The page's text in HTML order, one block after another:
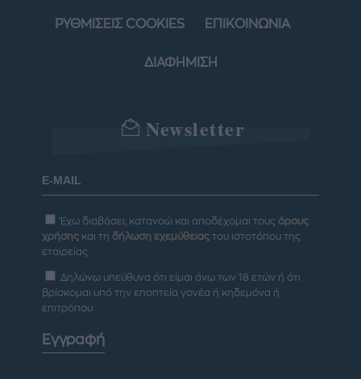
ΡΥΘΜΙΣΕΙΣ COOKIES ΕΠΙΚΟΙΝΩΝΙΑ
ΔΙΑΦΗΜΙΣΗ
Newsletter
Έχω διαβάσει, κατανοώ και αποδέχομαι τους όρους
χρήσης και τη δήλωση εχεμύθειας του ιστοτόπου της
εταιρείας
Δηλώνω υπεύθυνα ότι είμαι άνω των 18 ετών ή ότι
βρίσκομαι υπό την εποπτεία γονέα ή κηδεμόνα ή
επιτρόπου
Εγγραφή